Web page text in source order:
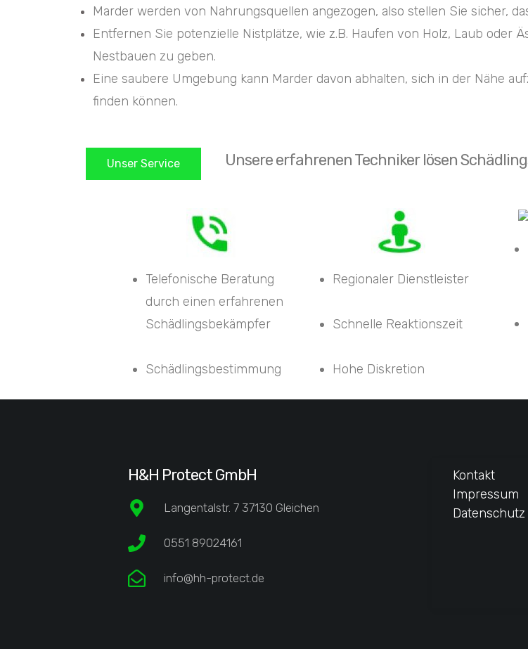
Marder werden von Nahrungsquellen angezogen, also stellen Sie sicher,
Entfernen Sie potenzielle Nistplätze, wie z.B. Haufen von Holz, Laub oder
Nestbauen zu geben.
Eine saubere Umgebung kann Marder davon abhalten, sich in der Nähe
finden können.
Unser Service Unsere erfahrenen Techniker lösen
Telefonische Beratung
durch einen erfahrenen
Schädlingsbekämpfer
Schädlingsbestimmung
Regionaler Dienstleister
Schnelle Reaktionszeit
Hohe Diskretion
H&H Protect GmbH
Langentalstr. 7 37130 Gleichen
0551 89024161
info@hh-protect.de
Kontakt
Impressum
Datenschutz